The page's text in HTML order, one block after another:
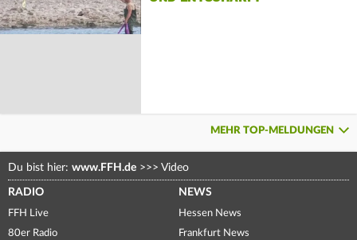
MEHR TOP-MELDUNGEN
Du bist hier: www.FFH.de >>> Video
RADIO
FFH Live
80er Radio
NEWS
Hessen News
Frankfurt News